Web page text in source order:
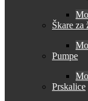
Škare za
Pumpe
Prskalice